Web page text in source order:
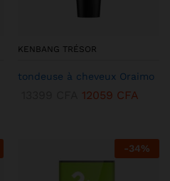
KENBANG TRÉSOR
tondeuse à cheveux Oraimo
12059 CFA
-34%